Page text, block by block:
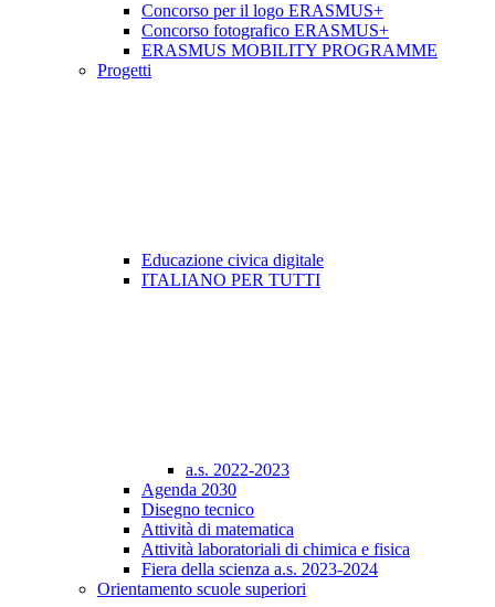
Concorso per il logo ERASMUS+
Concorso fotografico ERASMUS+
ERASMUS MOBILITY PROGRAMME
Progetti
Educazione civica digitale
ITALIANO PER TUTTI
a.s. 2022-2023
Agenda 2030
Disegno tecnico
Attività di matematica
Attività laboratoriali di chimica e fisica
Fiera della scienza a.s. 2023-2024
Orientamento scuole superiori